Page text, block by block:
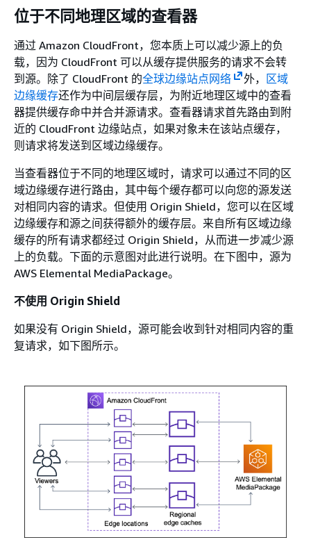
位于不同地理区域的查看器
通过 Amazon CloudFront，您本质上可以减少源上的负
载，因为 CloudFront 可以从缓存提供服务的请求不会转
到源。除了 CloudFront 的全球边缘站点网络 外， 区域
边缘缓存还作为中间层缓存层，为附近地理区域中的查看
器提供缓存命中并合并源请求。查看器请求首先路由到附
近的 CloudFront 边缘站点，如果对象未在该站点缓存，
则请求将发送到区域边缘缓存。
当查看器位于不同的地理区域时，请求可以通过不同的区
域边缘缓存进行路由，其中每个缓存都可以向您的源发送
对相同内容的请求。但使用 Origin Shield，您可以在区域
边缘缓存和源之间获得额外的缓存层。来自所有区域边缘
缓存的所有请求都经过 Origin Shield，从而进一步减少源
上的负载。下面的示意图对此进行说明。在下图中，源为
AWS Elemental MediaPackage。
不使用 Origin Shield
如果没有 Origin Shield，源可能会收到针对相同内容的重
复请求，如下图所示。